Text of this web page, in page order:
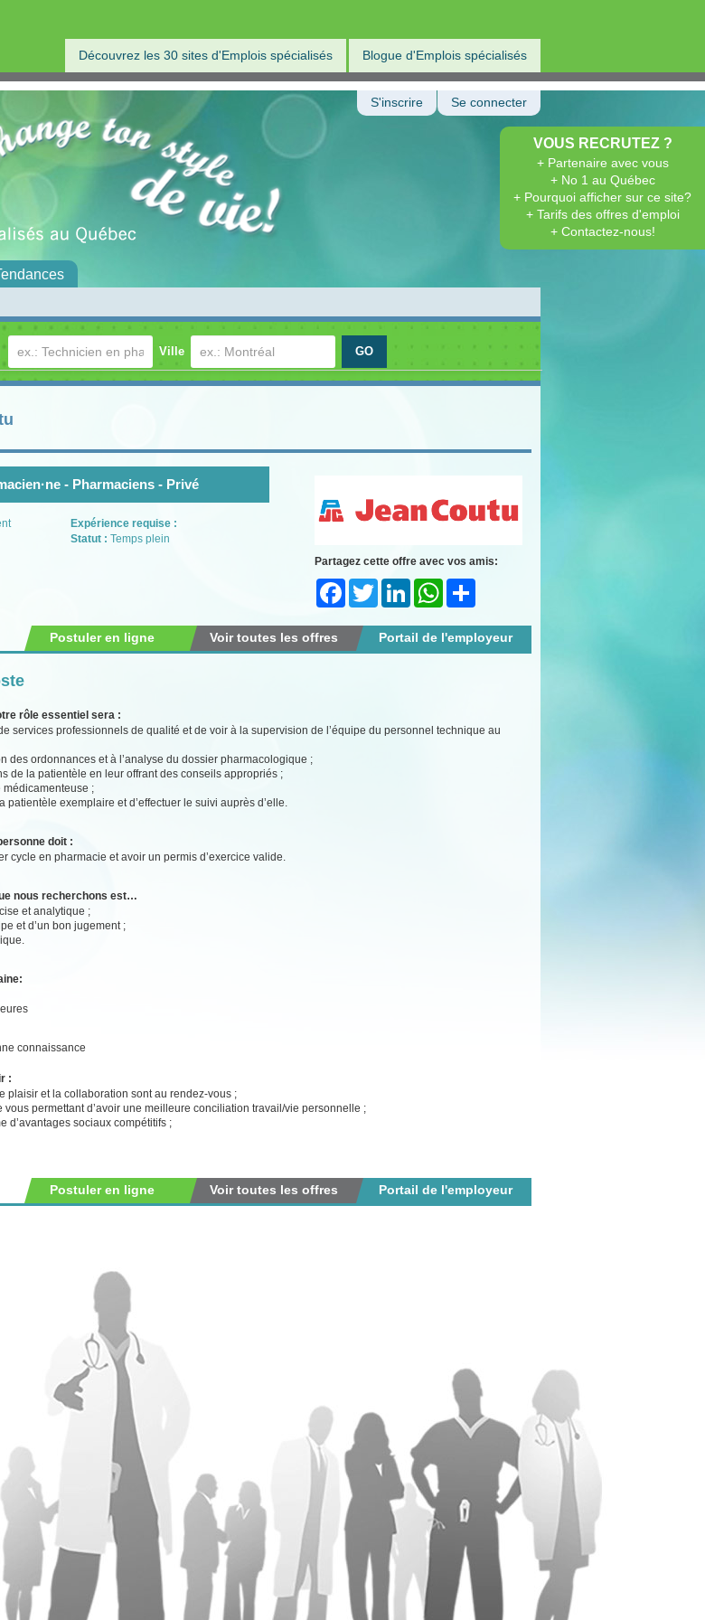
Découvrez les 30 sites d'Emplois spécialisés Blogue d'Emplois spécialisés
VOUS RECRUTEZ ?
+ Partenaire avec vous
+ No 1 au Québec
+ Pourquoi afficher sur ce site?
+ Tarifs des offres d'emploi
+ Contactez-nous!
S'inscrire Se connecter
Ville
- Pharmaciens - Privé
Expérience requise :
Statut : Temps plein
Partagez cette offre avec vos amis:
FacebookTwitter LinkedInWhatsApp
Portail de l'employeur
Voir toutes les offres
Postuler en ligne
rôle essentiel sera :
services professionnels de qualité et de voir à la supervision de l’équipe du personnel technique au
des ordonnances et à l’analyse du dossier pharmacologique ;
de la patientèle en leur offrant des conseils appropriés ;
;
patientèle exemplaire et d’effectuer le suivi auprès d’elle.
doit :
cycle en pharmacie et avoir un permis d’exercice valide.
nous recherchons est…
et analytique ;
et d’un bon jugement ;
connaissance
:
plaisir et la collaboration sont au rendez-vous ;
vous permettant d’avoir une meilleure conciliation travail/vie personnelle ;
d’avantages sociaux compétitifs ;
Portail de l'employeur
Voir toutes les offres
Postuler en ligne